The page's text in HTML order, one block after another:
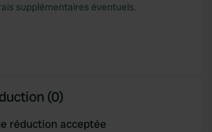
supplémentaires éventuels.
(0)
réduction acceptée